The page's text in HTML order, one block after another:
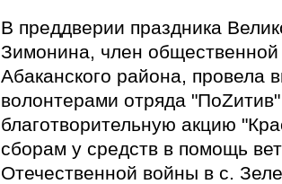
В преддверии праздника
Зимонина, член общественной
Абаканского района, провела
волонтерами отряда
благотворительную акцию
сборам у средств в помощь
Отечественной войны в с.